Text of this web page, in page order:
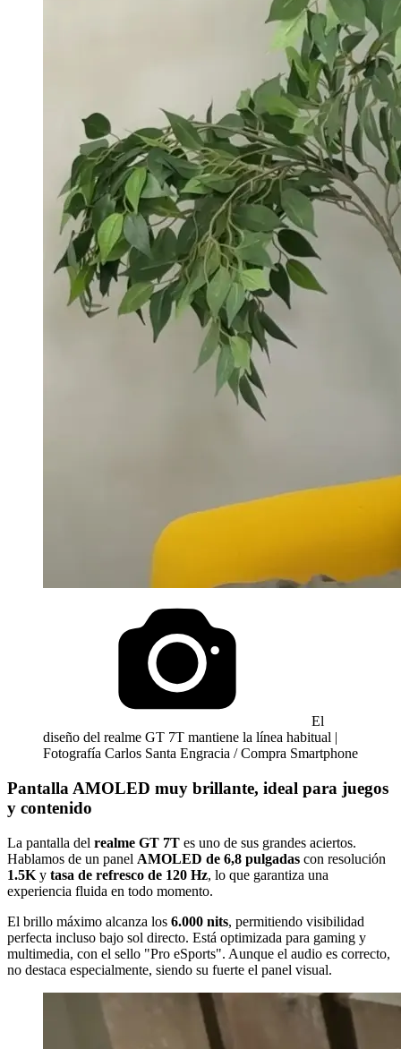
El
diseño del realme GT 7T mantiene la línea habitual |
Fotografía Carlos Santa Engracia / Compra Smartphone
Pantalla AMOLED muy brillante, ideal para juegos
y contenido
La pantalla del realme GT 7T es uno de sus grandes aciertos.
Hablamos de un panel AMOLED de 6,8 pulgadas con resolución
1.5K y tasa de refresco de 120 Hz, lo que garantiza una
experiencia fluida en todo momento.
El brillo máximo alcanza los 6.000 nits, permitiendo visibilidad
perfecta incluso bajo sol directo. Está optimizada para gaming y
multimedia, con el sello "Pro eSports". Aunque el audio es correcto,
no destaca especialmente, siendo su fuerte el panel visual.